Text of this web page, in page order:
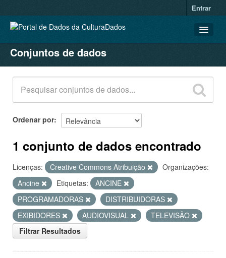
Entrar
CONJUNTOS DE DADOS
ORGANIZAÇÕES
GRUPOS
SOBRE
Conjuntos de dados
Ordenar por
1 conjunto de dados encontrado
Licenças: Creative Commons Atribuição
Organizações:
Ancine
Etiquetas:
ANCINE
PROGRAMADORAS
DISTRIBUIDORAS
EXIBIDORES
AUDIOVISUAL
TELEVISÃO
Filtrar Resultados